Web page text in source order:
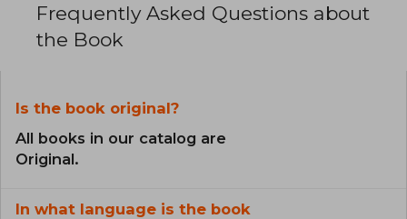
Frequently Asked Questions about
the Book
Is the book original?
All books in our catalog are
Original.
In what language is the book